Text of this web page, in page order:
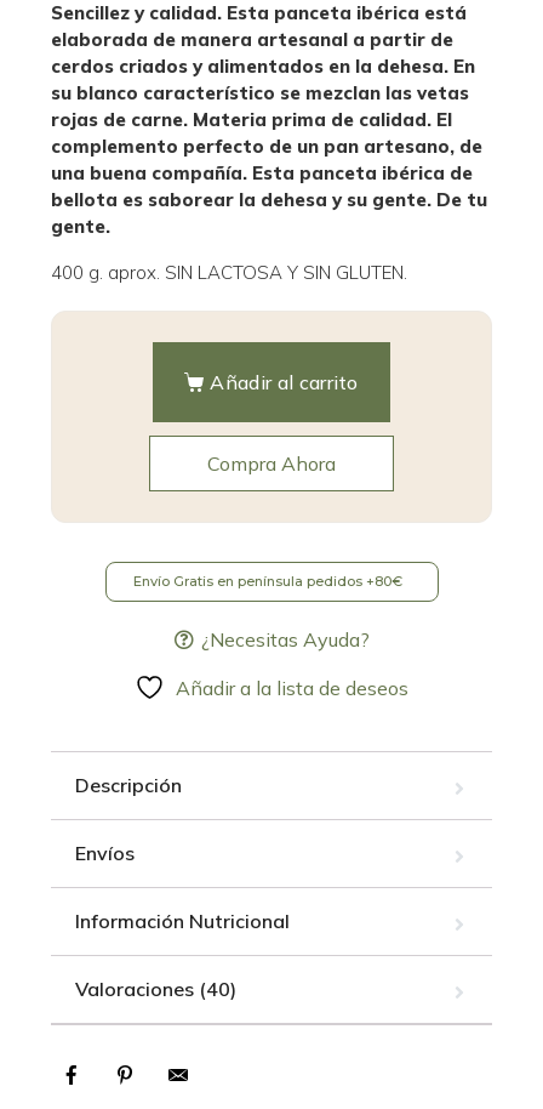
Sencillez y calidad. Esta panceta ibérica está
elaborada de manera artesanal a partir de
cerdos criados y alimentados en la dehesa. En
su blanco característico se mezclan las vetas
rojas de carne. Materia prima de calidad. El
complemento perfecto de un pan artesano, de
una buena compañía. Esta panceta ibérica de
bellota es saborear la dehesa y su gente. De tu
gente.
400 g. aprox. SIN LACTOSA Y SIN GLUTEN.
Añadir al carrito
Compra Ahora
Envío Gratis en península pedidos +80€
¿Necesitas Ayuda?
Añadir a la lista de deseos
Descripción
Envíos
Información Nutricional
Valoraciones (40)